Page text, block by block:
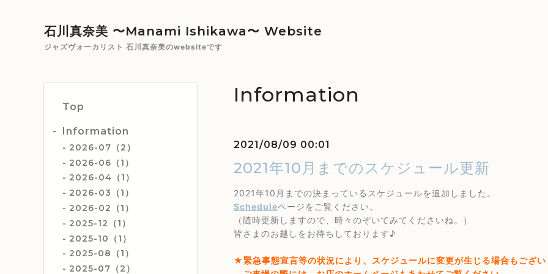
石川真奈美 〜Manami Ishikawa〜 Website
ジャズヴォーカリスト 石川真奈美のwebsiteです
Top
Information
2026-07（2）
2026-06（1）
2026-04（1）
2026-03（1）
2026-02（1）
2025-12（1）
2025-10（1）
2025-08（1）
2025-07（2）
Information
2021/08/09 00:01
2021年10月までのスケジュール更新
2021年10月までの決まっているスケジュールを追加しました。
Scheduleページをご覧ください。
（随時更新しますので、時々のぞいてみてくださいね。）
皆さまのお越しをお待ちしております♪
★緊急事態宣言等の状況により、スケジュールに変更が生じる場合もござい